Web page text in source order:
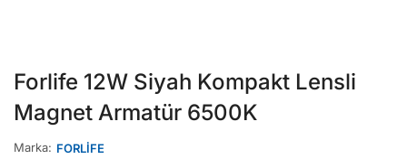
Forlife 12W Siyah Kompakt Lensli
Magnet Armatür 6500K
Marka: FORLİFE